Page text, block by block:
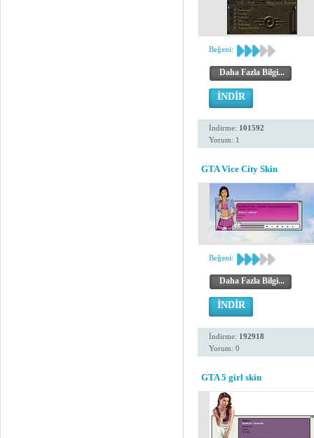
Beğeni:
Daha Fazla Bilgi...
İNDİR
İndirme: 101592
Yorum: 1
GTA Vice City Skin
Beğeni:
Daha Fazla Bilgi...
İNDİR
İndirme: 192918
Yorum: 0
GTA 5 girl skin